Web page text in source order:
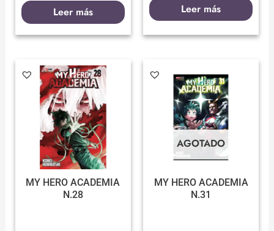
Leer más Leer más
MY HERO ACADEMIA
N.28
AGOTADO
MY HERO ACADEMIA
N.31